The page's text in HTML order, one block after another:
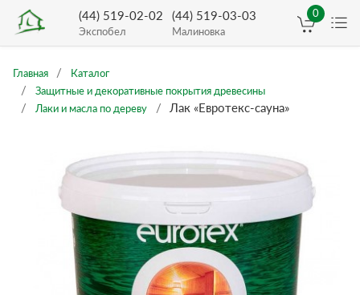
(44) 519-02-02
Экспобел
(44) 519-03-03
Малиновка
0
Главная
Каталог
Защитные и декоративные покрытия древесины
Лаки и масла по дереву
Лак «Евротекс-сауна»